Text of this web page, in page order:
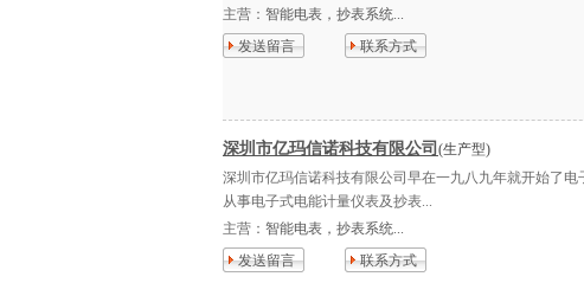
主营： 智能电表，抄表系统...
发送留言
联系方式
深圳市亿玛信诺科技有限公司 (生产型)
深圳市亿玛信诺科技有限公司早在一九八九年就开始了
从事电子式电能计量仪表及抄表...
主营： 智能电表，抄表系统...
发送留言
联系方式